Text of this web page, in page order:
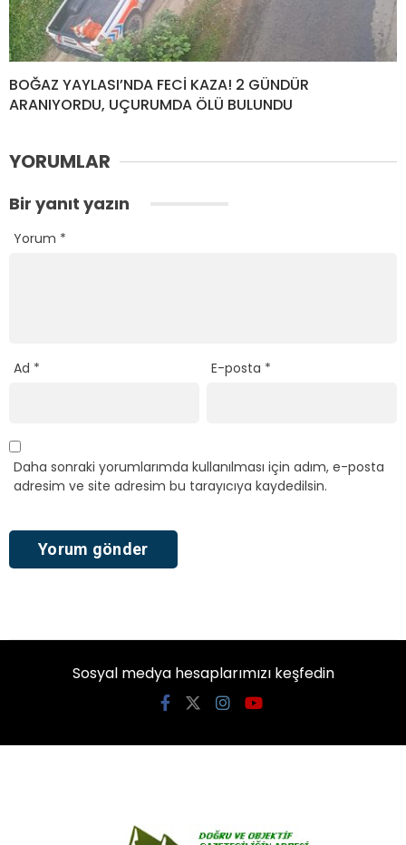
BOĞAZ YAYLASI’NDA FECİ KAZA! 2 GÜNDÜR
ARANIYORDU, UÇURUMDA ÖLÜ BULUNDU
YORUMLAR
Bir yanıt yazın
Yorum *
Ad * E-posta *
Daha sonraki yorumlarımda kullanılması için adım, e-posta
adresim ve site adresim bu tarayıcıya kaydedilsin.
Sosyal medya hesaplarımızı keşfedin